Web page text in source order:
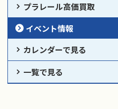
プラレール高価買取
イベント情報
カレンダーで見る
一覧で見る